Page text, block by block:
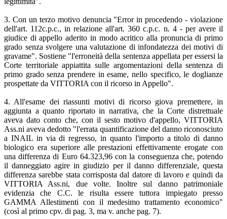
3. Con un terzo motivo denuncia "Error in procedendo - violazione
dell'art. 112c.p.c., in relazione all'art. 360 c.p.c. n. 4 - per avere il
giudice di appello aderito in modo acritico alla pronuncia di primo
grado senza svolgere una valutazione di infondatezza dei motivi di
gravame". Sostiene "l'erroneità della sentenza appellata per essersi la
Corte territoriale appiattita sulle argomentazioni della sentenza di
primo grado senza prendere in esame, nello specifico, le doglianze
prospettate da VITTORIA con il ricorso in Appello".
4. All'esame dei riassunti motivi di ricorso giova premettere, in
aggiunta a quanto riportato in narrativa, che la Corte distrettuale
aveva dato conto che, con il sesto motivo d'appello, VITTORIA
Ass.ni aveva dedotto "l'errata quantificazione del danno riconosciuto
a INAIL in via di regresso, in quanto l'importo a titolo di danno
biologico era superiore alle prestazioni effettivamente erogate con
una differenza di Euro 64.323,96 con la conseguenza che, potendo
il danneggiato agire in giudizio per il danno differenziale, questa
differenza sarebbe stata corrisposta dal datore di lavoro e quindi da
VITTORIA Ass.ni, due volte. Inoltre sul danno patrimoniale
evidenzia che C.C. le risulta essere tuttora impiegato presso
GAMMA Allestimenti con il medesimo trattamento economico"
(così al primo cpv. di pag. 3, ma v. anche pag. 7).